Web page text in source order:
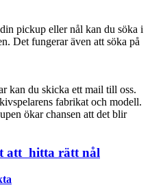
pickup eller nål kan du söka i
Det fungerar även att söka på
kan du skicka ett mail till oss.
fabrikat och modell.
ökar chansen att det blir
att hitta rätt nål